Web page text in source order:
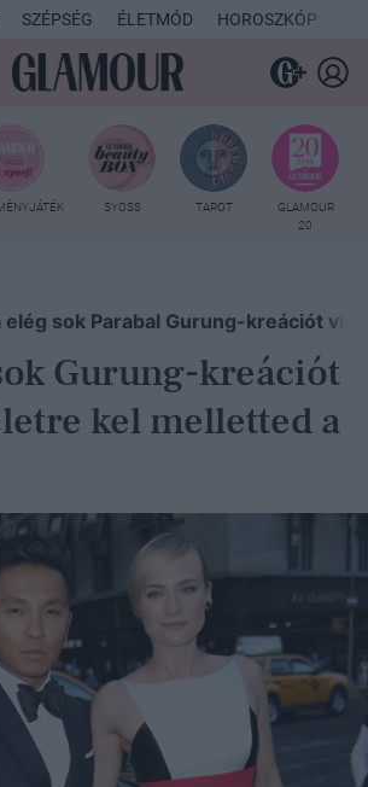
SZÉPSÉG ÉLETMÓD HOROSZKÓP
SYOSS TAROT
GLAMOUR
20
elég sok Parabal Gurung-kreációt
Gurung-kreációt
kel melletted a